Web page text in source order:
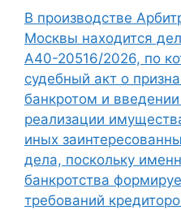
В производстве
Москвы находится
А40-20516/2026, по
судебный акт о
банкротом и
реализации
иных
дела, поскольку
банкротства
требований